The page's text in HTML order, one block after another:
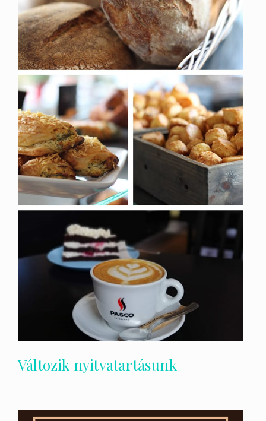
Változik nyitvatartásunk